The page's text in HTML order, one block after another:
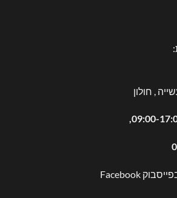
Facebook